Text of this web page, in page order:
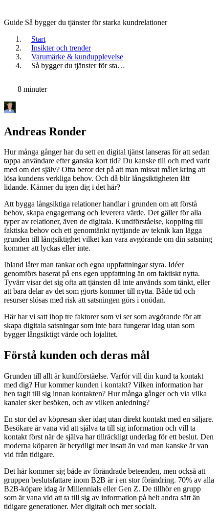
Guide Så bygger du tjänster för starka kundrelationer
Start
Insikter och trender
Varumärke & kundupplevelse
Så bygger du tjänster för sta…
8 minuter
Andreas Ronder
Hur många gånger har du sett en digital tjänst lanseras för att sedan
tappa användare efter ganska kort tid? Du kanske till och med varit
med om det själv? Ofta beror det på att man missat målet kring att
lösa kundens verkliga behov. Och då blir långsiktigheten lätt
lidande. Känner du igen dig i det här?
Att bygga långsiktiga relationer handlar i grunden om att förstå
behov, skapa engagemang och leverera värde. Det gäller för alla
typer av relationer, även de digitala. Kundförståelse, koppling till
faktiska behov och ett genomtänkt nyttjande av teknik kan lägga
grunden till långsiktighet vilket kan vara avgörande om din satsning
kommer att lyckas eller inte.
Ibland låter man tankar och egna uppfattningar styra. Idéer
genomförs baserat på ens egen uppfattning än om faktiskt nytta.
Tyvärr visar det sig ofta att tjänsten då inte används som tänkt, eller
att bara delar av det som gjorts kommer till nytta. Både tid och
resurser slösas med risk att satsningen görs i onödan.
Här har vi satt ihop tre faktorer som vi ser som avgörande för att
skapa digitala satsningar som inte bara fungerar idag utan som
bygger långsiktigt värde och lojalitet.
Förstå kunden och deras mål
Grunden till allt är kundförståelse. Varför vill din kund ta kontakt
med dig? Hur kommer kunden i kontakt? Vilken information har
hen tagit till sig innan kontakten? Hur många gånger och via vilka
kanaler sker besöken, och av vilken anledning?
En stor del av köpresan sker idag utan direkt kontakt med en säljare.
Besökare är vana vid att själva ta till sig information och vill ta
kontakt först när de själva har tillräckligt underlag för ett beslut. Den
moderna köparen är betydligt mer insatt än vad man kanske är van
vid från tidigare.
Det här kommer sig både av förändrade beteenden, men också att
gruppen beslutsfattare inom B2B är i en stor förändring. 70% av alla
B2B-köpare idag är Millennials eller Gen Z. De tillhör en grupp
som är vana vid att ta till sig av information på helt andra sätt än
tidigare generationer. Mer digitalt och mer socialt.